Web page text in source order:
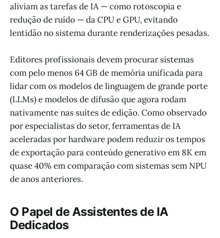
aliviam as tarefas de IA — como rotoscopia e
redução de ruído — da CPU e GPU, evitando
lentidão no sistema durante renderizações pesadas.
Editores profissionais devem procurar sistemas
com pelo menos 64 GB de memória unificada para
lidar com os modelos de linguagem de grande porte
(LLMs) e modelos de difusão que agora rodam
nativamente nas suítes de edição. Como observado
por especialistas do setor, ferramentas de IA
aceleradas por hardware podem reduzir os tempos
de exportação para conteúdo generativo em 8K em
quase 40% em comparação com sistemas sem NPU
de anos anteriores.
O Papel de Assistentes de IA
Dedicados